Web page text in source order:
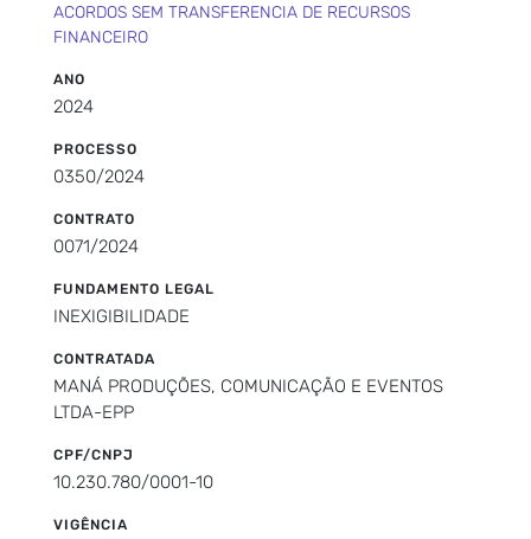
ACORDOS SEM TRANSFERENCIA DE RECURSOS
FINANCEIRO
ANO
2024
PROCESSO
0350/2024
CONTRATO
0071/2024
FUNDAMENTO LEGAL
INEXIGIBILIDADE
CONTRATADA
MANÁ PRODUÇÕES, COMUNICAÇÃO E EVENTOS
LTDA-EPP
CPF/CNPJ
10.230.780/0001-10
VIGÊNCIA